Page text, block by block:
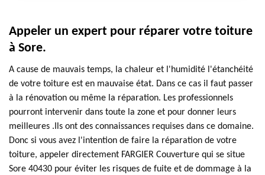
Appeler un expert pour réparer votre toiture
à Sore.
A cause de mauvais temps, la chaleur et l'humidité l'étanchéité
de votre toiture est en mauvaise état. Dans ce cas il faut passer
à la rénovation ou même la réparation. Les professionnels
pourront intervenir dans toute la zone et pour donner leurs
meilleures .Ils ont des connaissances requises dans ce domaine.
Donc si vous avez l'intention de faire la réparation de votre
toiture, appeler directement FARGIER Couverture qui se situe
Sore 40430 pour éviter les risques de fuite et de dommage à la